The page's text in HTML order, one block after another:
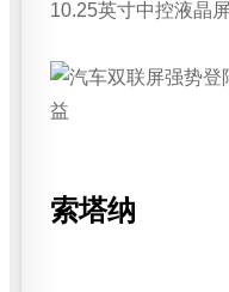
10.25英寸中控液晶
索塔纳